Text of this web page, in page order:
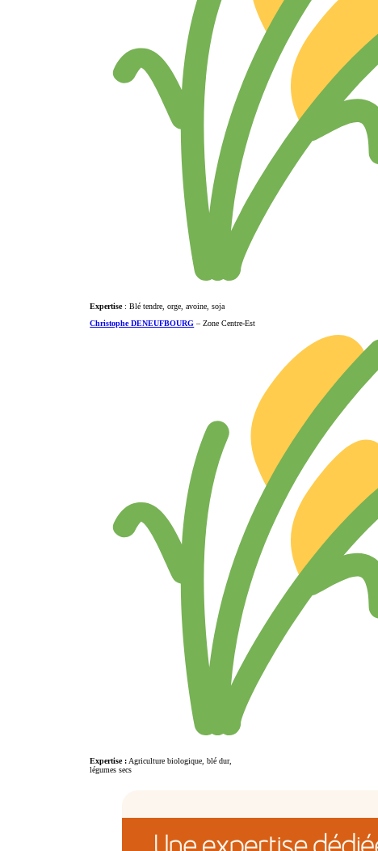
Expertise: Blé tendre, orge, avoine, soja
Christophe DENEUFBOURG – Zone Centre-Est
Expertise : Agriculture biologique, blé dur,
légumes secs